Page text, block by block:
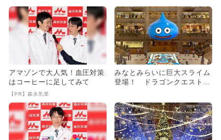
アマゾンで大人気！血圧対策
はコーヒーに足してみて
【PR】森永乳業
みなとみらいに巨大スライム
登場！ ドラゴンクエストの
催